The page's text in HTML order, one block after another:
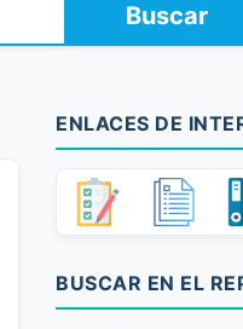
Buscar
ENLACES DE
BUSCAR EN EL